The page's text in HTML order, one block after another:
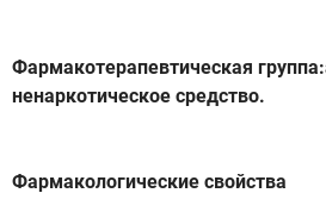
Фармакотерапевтическая
ненаркотическое средство.
Фармакологические свойства